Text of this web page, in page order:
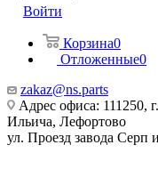
Войти
Корзина0
Отложенные0
zakaz@ns.parts
Адрес офиса: 111250,
Ильича, Лефортово
ул. Проезд завода Серп